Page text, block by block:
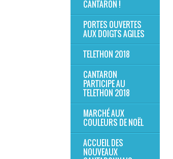
CANTARON !
PORTES OUVERTES
AUX DOIGTS AGILES
TELETHON 2018
CANTARON
PARTICIPE AU
TELETHON 2018
MARCHÉ AUX
COULEURS DE NOËL
ACCUEIL DES
NOUVEAUX